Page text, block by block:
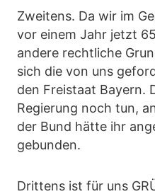
Zweitens. Da wir im
vor einem Jahr jetzt
andere rechtliche
sich die von uns
den Freistaat Bayern.
Regierung noch tun,
der Bund hätte ihr
gebunden.
Drittens ist für uns